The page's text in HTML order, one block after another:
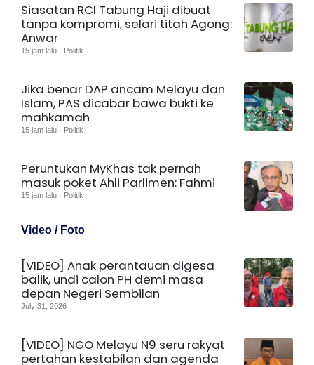
Siasatan RCI Tabung Haji dibuat
tanpa kompromi, selari titah Agong:
Anwar
15 jam lalu · Politik
Jika benar DAP ancam Melayu dan
Islam, PAS dicabar bawa bukti ke
mahkamah
15 jam lalu · Politik
Peruntukan MyKhas tak pernah
masuk poket Ahli Parlimen: Fahmi
15 jam lalu · Politik
Video / Foto
[VIDEO] Anak perantauan digesa
balik, undi calon PH demi masa
depan Negeri Sembilan
July 31, 2026
[VIDEO] NGO Melayu N9 seru rakyat
pertahan kestabilan dan agenda